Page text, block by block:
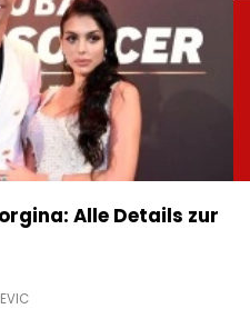
Alle Details zur